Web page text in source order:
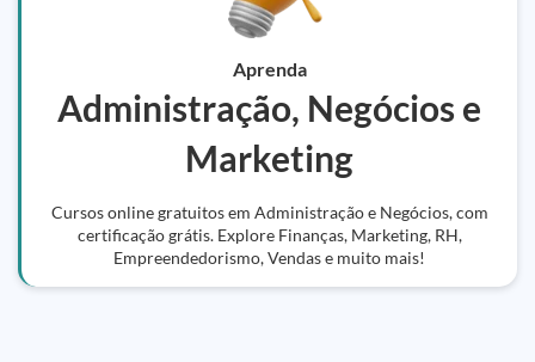
Aprenda
Administração, Negócios e
Marketing
Cursos online gratuitos em Administração e Negócios, com
certificação grátis. Explore Finanças, Marketing, RH,
Empreendedorismo, Vendas e muito mais!